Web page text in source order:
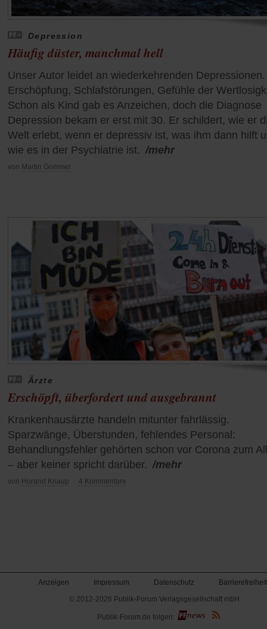
Depression
Häufig düster, manchmal hell
Unser Autor leidet an wiederkehrenden Depressionen.
Erschöpfung, Schlafstörungen, Gefühle der
Schon als Kind gab es Anzeichen, doch die Diagnose
Depression bekam er erst mit 30. Er schildert, wie er
Welt erlebt, wenn er depressiv ist, was ihm dann hilft
wie es in der Psychiatrie ist. /mehr
von Martin Gommel
Ärzte
Erschöpft, überfordert und ausgebrannt
Krankenhausärzte handeln mitunter fahrlässig.
Sparzwänge, Überstunden, fehlendes Personal:
Behandlungsfehler gehörten schon vor Corona zum
– aber keiner spricht darüber. /mehr
von Horand Knaup 4 Kommentare
Anzeigen Impressum Datenschutz
Barrierefreiheit
© 2012-2026 Publik-Forum Verlagsgesellschaft mbH
(Öffnet
in
Publik-Forum.de folgen: